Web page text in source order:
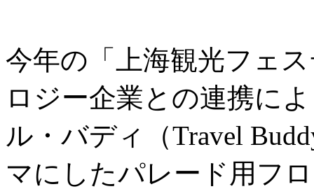
今年の「上海観光フェ
ロジー企業との連携に
ル・バディ（Travel
マにしたパレード用フ